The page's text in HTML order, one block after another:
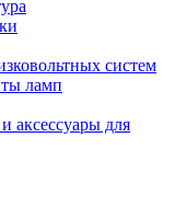
систем
ламп
аксессуары для